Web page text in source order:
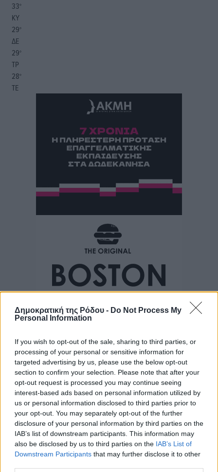
Δημοκρατική της Ρόδου - Do Not Process My
Personal Information
If you wish to opt-out of the sale, sharing to third parties, or
processing of your personal or sensitive information for
targeted advertising by us, please use the below opt-out
section to confirm your selection. Please note that after your
opt-out request is processed you may continue seeing
interest-based ads based on personal information utilized by
us or personal information disclosed to third parties prior to
your opt-out. You may separately opt-out of the further
disclosure of your personal information by third parties on the
IAB’s list of downstream participants. This information may
also be disclosed by us to third parties on the IAB’s List of
Downstream Participants that may further disclose it to other
33°
ΚΥ
29°
ΔΕ
29°
ΤΡ
28°
ΤΕ
Ροή ειδήσεων